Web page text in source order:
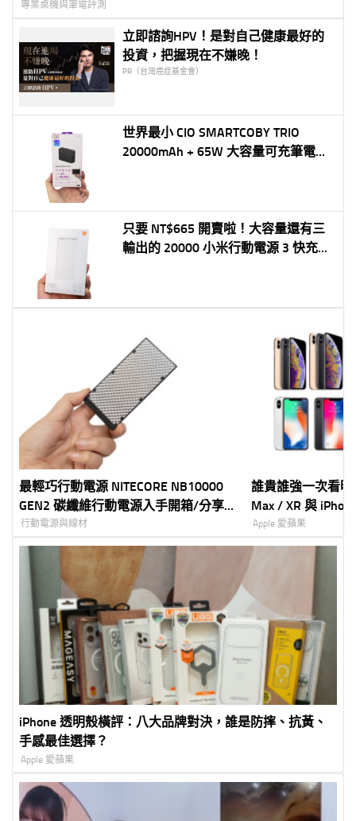
專業桌機與筆電評測
立即諮詢HPV！是對自己健康最好的
投資，把握現在不嫌晚！
PR（台灣癌症基金會）
世界最小 CIO SMARTCOBY TRIO
20000mAh + 65W 大容量可充筆電行
只要 NT$665 開賣啦！大容量還有三
輸出的 20000 小米行動電源 3 快充版
最輕巧行動電源 NITECORE NB10000
GEN2 碳纖維行動電源入手開箱/分享/
實測
行動電源與線材
誰貴誰強一次看明
Max / XR 與
格完整比較表！
Apple 愛蘋果
iPhone 透明殼橫評：八大品牌對決，誰是防摔、抗黃、
手感最佳選擇？
Apple 愛蘋果